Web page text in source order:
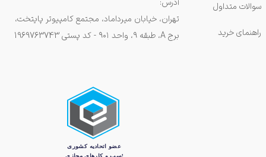
سوالات متداول
راهنمای خرید
آدرس:
تهران، خیابان میرداماد، مجتمع کامپیوتر پایتخت،
برج A، طبقه ۹، واحد ۹۰۱ - کد پستی 1969763743